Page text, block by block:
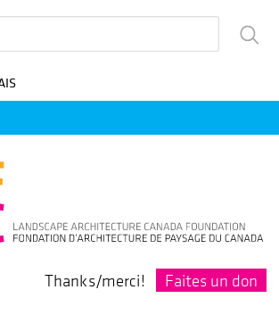
Thanks/merci! Faites un don